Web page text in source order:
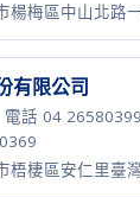
楊梅區中山北路
有限公司
電話 04 26580399
梧棲區安仁里臺